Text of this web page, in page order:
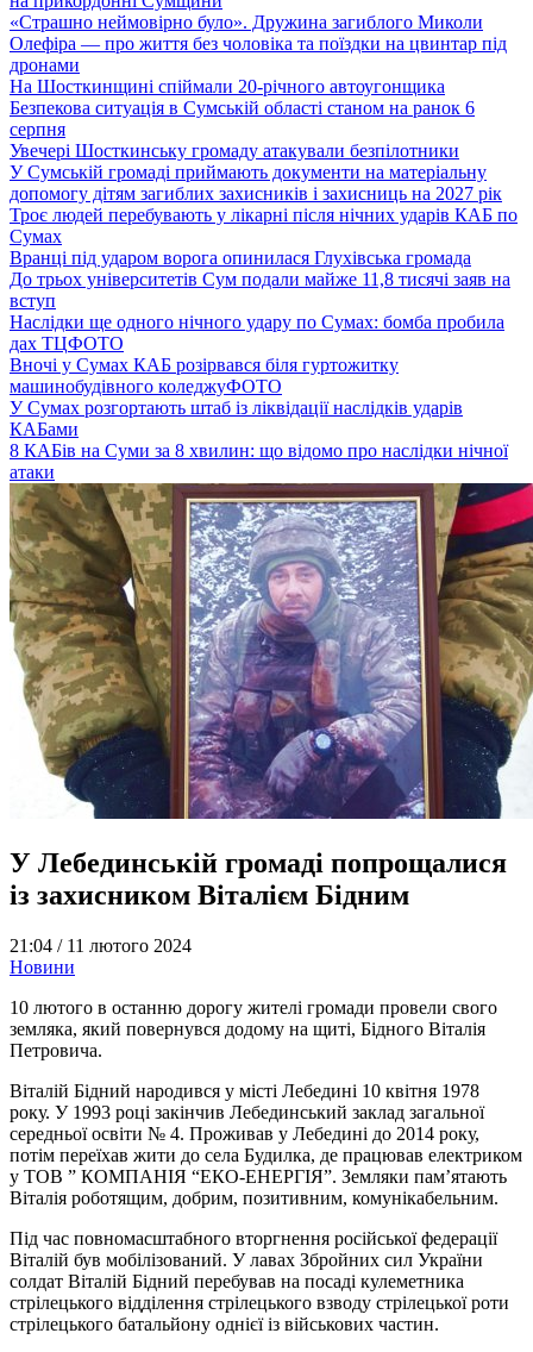
«Страшно неймовірно було». Дружина загиблого Миколи
Олефіра — про життя без чоловіка та поїздки на цвинтар під
дронами
На Шосткинщині спіймали 20-річного автоугонщика
Безпекова ситуація в Сумській області станом на ранок 6
серпня
Увечері Шосткинську громаду атакували безпілотники
У Сумській громаді приймають документи на матеріальну
допомогу дітям загиблих захисників і захисниць на 2027 рік
Троє людей перебувають у лікарні після нічних ударів КАБ по
Сумах
Вранці під ударом ворога опинилася Глухівська громада
До трьох університетів Сум подали майже 11,8 тисячі заяв на
вступ
Наслідки ще одного нічного удару по Сумах: бомба пробила
дах ТЦФОТО
Вночі у Сумах КАБ розірвався біля гуртожитку
машинобудівного коледжуФОТО
У Сумах розгортають штаб із ліквідації наслідків ударів
КАБами
8 КАБів на Суми за 8 хвилин: що відомо про наслідки нічної
атаки
У Лебединській громаді попрощалися
із захисником Віталієм Бідним
21:04 / 11 лютого 2024
Новини
10 лютого в останню дорогу жителі громади провели свого
земляка, який повернувся додому на щиті, Бідного Віталія
Петровича.
Віталій Бідний народився у місті Лебедині 10 квітня 1978
року. У 1993 році закінчив Лебединський заклад загальної
середньої освіти № 4. Проживав у Лебедині до 2014 року,
потім переїхав жити до села Будилка, де працював електриком
у ТОВ ” КОМПАНІЯ “ЕКО-ЕНЕРГІЯ”. Земляки пам’ятають
Віталія роботящим, добрим, позитивним, комунікабельним.
Під час повномасштабного вторгнення російської федерації
Віталій був мобілізований. У лавах Збройних сил України
солдат Віталій Бідний перебував на посаді кулеметника
стрілецького відділення стрілецького взводу стрілецької роти
стрілецького батальйону однієї із військових частин.